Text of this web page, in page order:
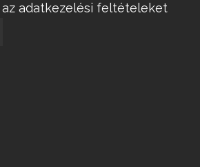
az adatkezelési feltételeket